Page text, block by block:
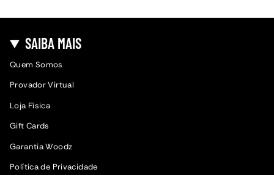
SAIBA MAIS
Quem Somos
Provador Virtual
Loja Física
Gift Cards
Garantia Woodz
Política de Privacidade